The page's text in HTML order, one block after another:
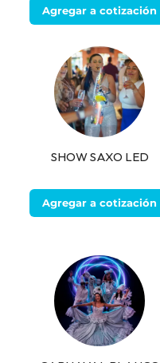
Agregar a cotización
SHOW SAXO LED
Agregar a cotización